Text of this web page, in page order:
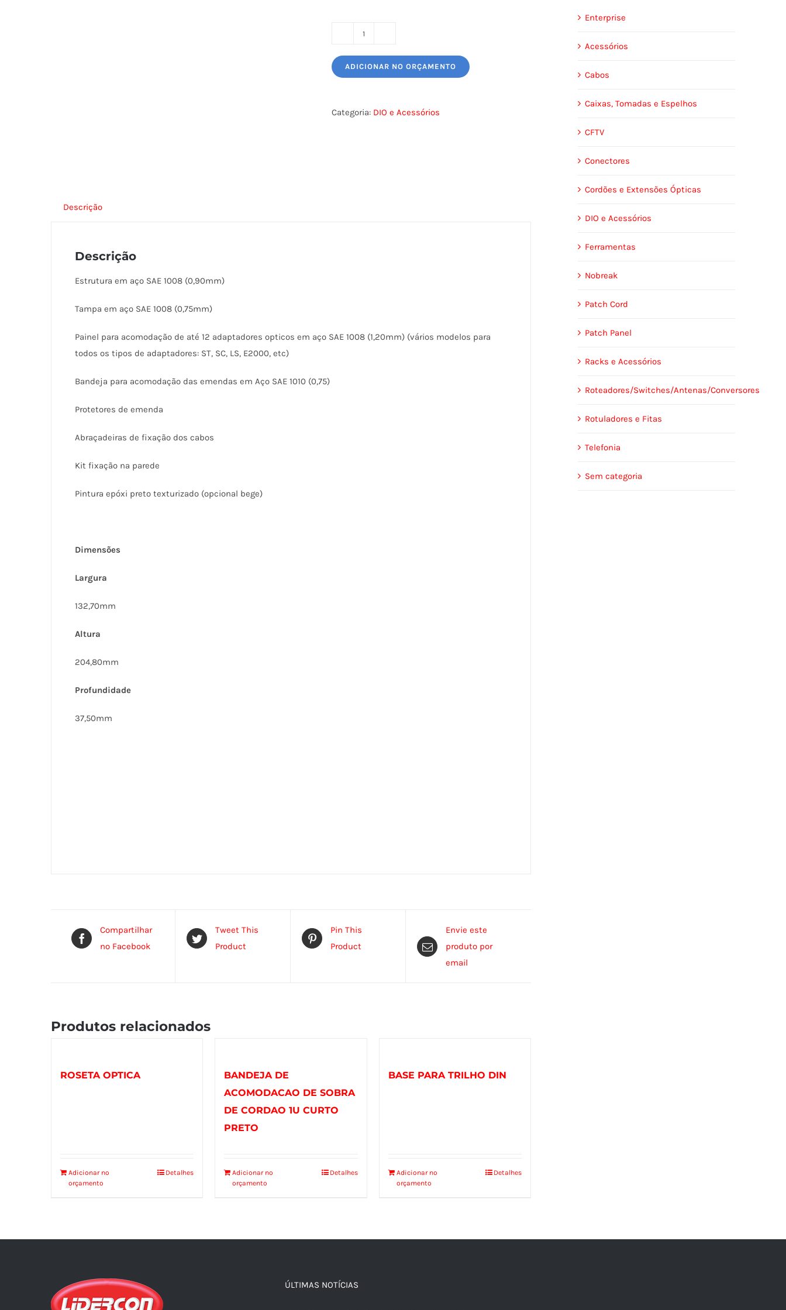
DIO
ADICIONAR NO ORÇAMENTO
Categoria: DIO e Acessórios
Descrição
Descrição
Estrutura em aço SAE 1008 (0,90mm)
Tampa em aço SAE 1008 (0,75mm)
Painel para acomodação de até 12 adaptadores opticos em aço SAE 1008 (1,20mm) (vários modelos para
todos os tipos de adaptadores: ST, SC, LS, E2000, etc)
Bandeja para acomodação das emendas em Aço SAE 1010 (0,75)
Protetores de emenda
Abraçadeiras de fixação dos cabos
Kit fixação na parede
Pintura epóxi preto texturizado (opcional bege)
Dimensões
Largura
132,70mm
Altura
204,80mm
Profundidade
37,50mm
Compartilhar
no Facebook
Tweet This
Product
Pin This
Product
Envie este
produto por
email
Produtos relacionados
ROSETA OPTICA
Adicionar no
orçamento
Detalhes
BANDEJA DE
ACOMODACAO DE SOBRA
DE CORDAO 1U CURTO
PRETO
Adicionar no
orçamento
Detalhes
BASE PARA TRILHO DIN
Adicionar no
orçamento
Detalhes
Enterprise
Acessórios
Cabos
Caixas, Tomadas e Espelhos
CFTV
Conectores
Cordões e Extensões Ópticas
DIO e Acessórios
Ferramentas
Nobreak
Patch Cord
Patch Panel
Racks e Acessórios
Roteadores/Switches/Antenas/Conversores
Rotuladores e Fitas
Telefonia
Sem categoria
ÚLTIMAS NOTÍCIAS